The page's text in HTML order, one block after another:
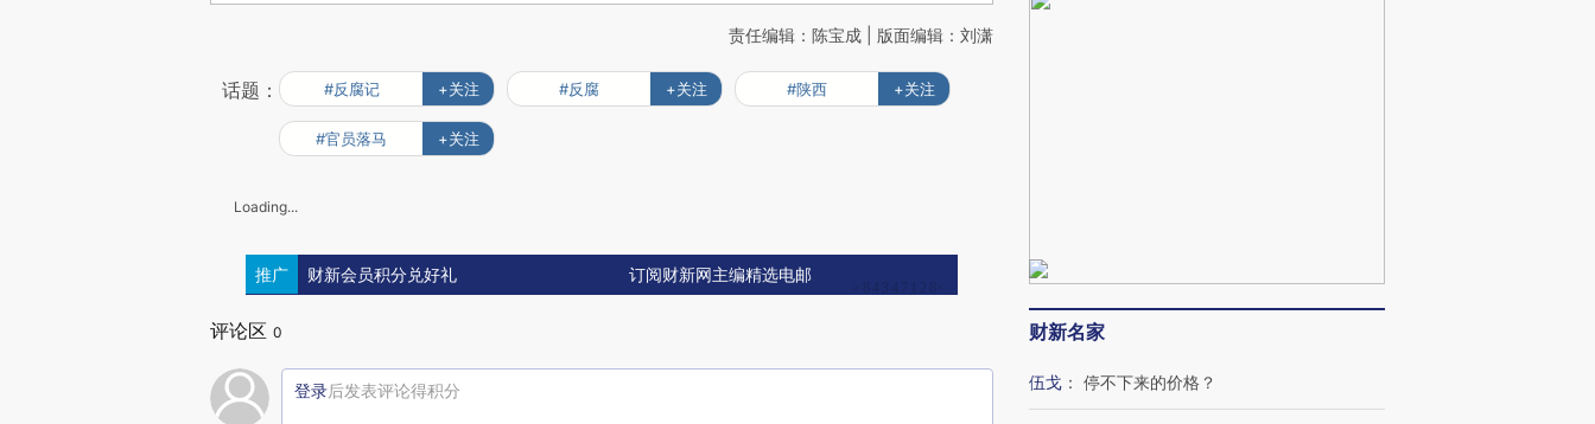
责任编辑：陈宝成 | 版面编辑：刘潇
话题： #反腐记 +关注 #反腐 +关注 #陕西 +关注
#官员落马 +关注
Loading...
推广 财新会员积分兑好礼 订阅财新网主编精选电邮
评论区 0
登录后发表评论得积分
财新名家
伍戈 ： 停不下来的价格？